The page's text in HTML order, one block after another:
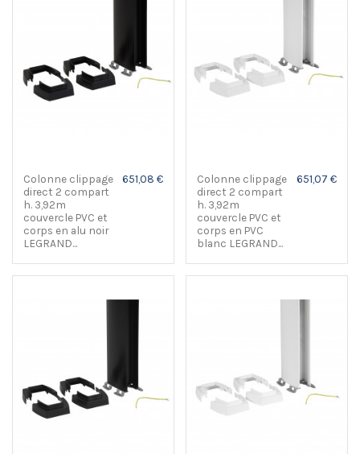
Colonne clippage
direct 2 compart
h. 3,92m
couvercle PVC et
corps en alu noir
LEGRAND...
651,08 €
Colonne clippage
direct 2 compart
h. 3,92m
couvercle PVC et
corps en PVC
blanc LEGRAND...
651,07 €